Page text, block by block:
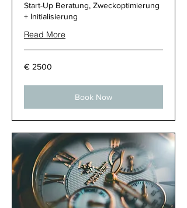
Start-Up Beratung, Zweckoptimierung
+ Initialisierung
Read More
2500 €
Book Now